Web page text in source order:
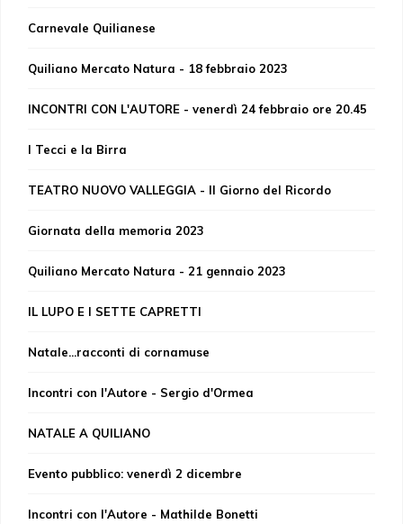
Carnevale Quilianese
Quiliano Mercato Natura - 18 febbraio 2023
INCONTRI CON L'AUTORE - venerdì 24 febbraio ore 20.45
I Tecci e la Birra
TEATRO NUOVO VALLEGGIA - Il Giorno del Ricordo
Giornata della memoria 2023
Quiliano Mercato Natura - 21 gennaio 2023
IL LUPO E I SETTE CAPRETTI
Natale...racconti di cornamuse
Incontri con l'Autore - Sergio d'Ormea
NATALE A QUILIANO
Evento pubblico: venerdì 2 dicembre
Incontri con l'Autore - Mathilde Bonetti